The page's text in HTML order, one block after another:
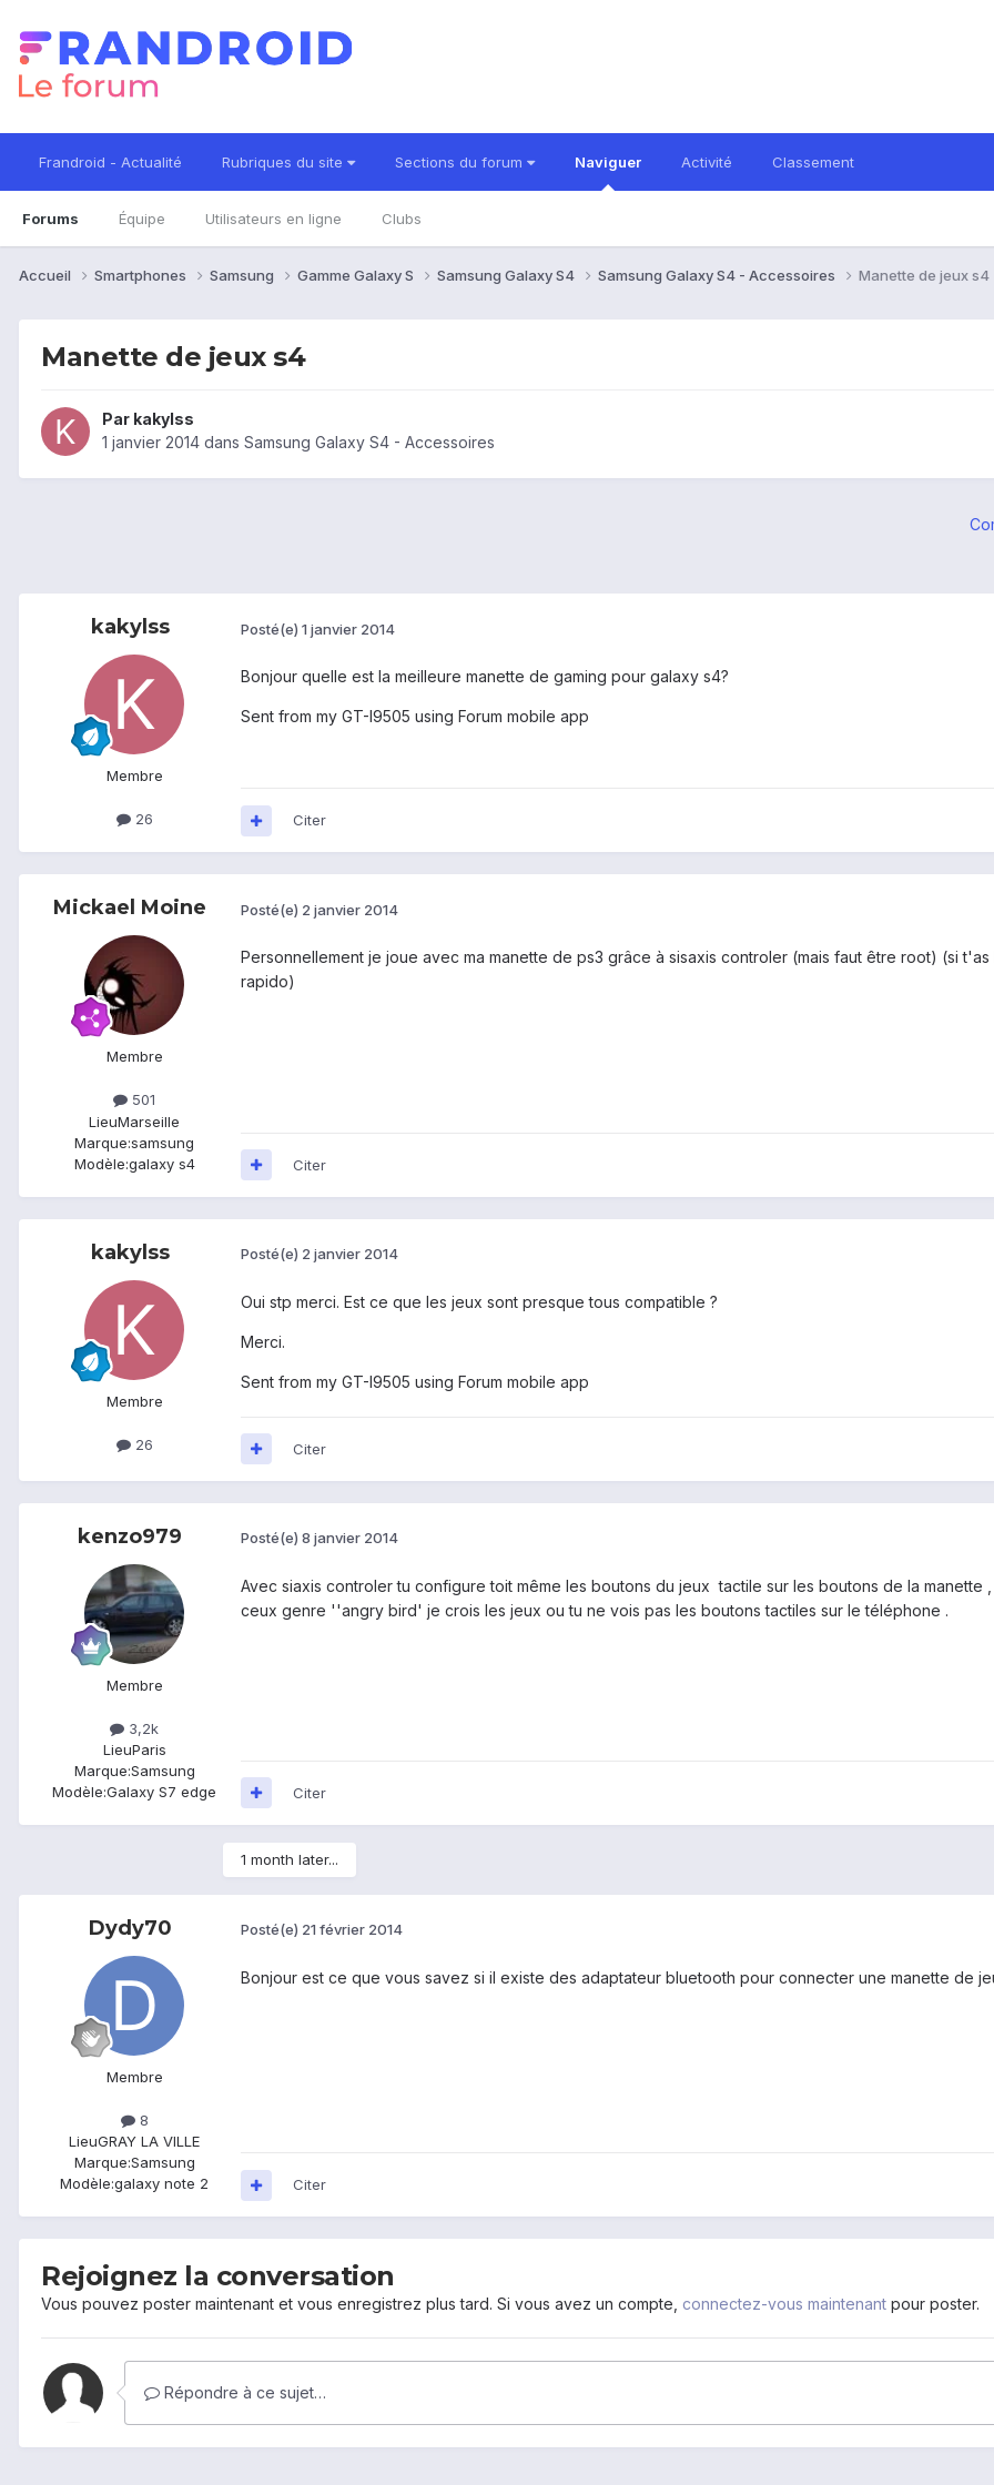
Frandroid - Actualité Rubriques du site Sections du forum Naviguer
Forums Équipe Utilisateurs en ligne Clubs
Activité Classement
Accueil Smartphones Samsung Gamme Galaxy S Samsung Galaxy S4 Samsung Galaxy S4 - Accessoires Manette de jeux s4
Manette de jeux s4
Par kakylss
1 janvier 2014 dans Samsung Galaxy S4 - Accessoires
kakylss
Membre
26
Posté(e) 1 janvier 2014
Bonjour quelle est la meilleure manette de gaming pour galaxy s4?
Sent from my GT-I9505 using Forum mobile app
Citer
Mickael Moine
Membre
501
LieuMarseille
Marque:samsung
Modèle:galaxy s4
Posté(e) 2 janvier 2014
Personnellement je joue avec ma manette de ps3 grâce à sisaxis controler (mais faut être root) (si
rapido)
Citer
kakylss
Membre
26
Posté(e) 2 janvier 2014
Oui stp merci. Est ce que les jeux sont presque tous compatible ?
Merci.
Sent from my GT-I9505 using Forum mobile app
Citer
kenzo979
Membre
3,2k
LieuParis
Marque:Samsung
Modèle:Galaxy S7 edge
Posté(e) 8 janvier 2014
Avec siaxis controler tu configure toit même les boutons du jeux tactile sur les boutons de la
ceux genre ''angry bird' je crois les jeux ou tu ne vois pas les boutons tactiles sur le téléphone .
Citer
1 month later...
Dydy70
Membre
8
LieuGRAY LA VILLE
Marque:Samsung
Modèle:galaxy note 2
Posté(e) 21 février 2014
Bonjour est ce que vous savez si il existe des adaptateur bluetooth pour connecter une manette de
Citer
Rejoignez la conversation
Vous pouvez poster maintenant et vous enregistrez plus tard. Si vous avez un compte, connectez-vous maintenant pour poster.
Répondre à ce sujet…